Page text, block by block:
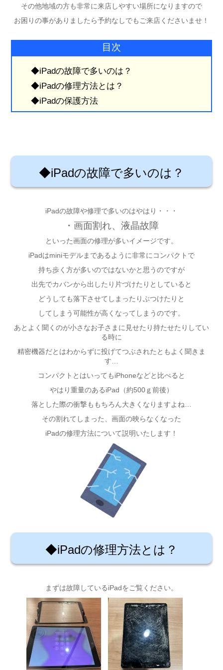
その他地域の方も非常に来店しやすい場所になりますので
お困りの事がありましたら予約なしでもご来店くださいませ！
目次
◆iPadの故障で多いのは？
◆iPadの修理方法とは？
◆iPadの保護方法
◆iPadの故障で多いのは？
iPadの故障や修理で多いのはやはり・・・
・画面割れ、液晶故障
といった画面の修理が多いイメージです。
iPadはminiモデルまであるように非常にコンパクトで
持ち歩く方が多いのではないかと思うのですが
出先でカバンから出したり片づけたりとしていると
どうしても落下させてしまったりぶつけたりと
してしまう可能性が高くなってしまうのです。
あとよく聞くのが小さなお子さまに見せたり持たせたりしてい
る時に
精密機器だとはわからずに投げてつぶされたともよく聞きま
す…
コンパクトとはいってもiPhoneなどと比べると
やはり重量のあるiPad（約500ｇ前後）
落とした際の衝撃ももちろん大きくなりますよね…
その割れてしまった、画面の映らなくなった
iPadの修理方法について説明いたします！
◆iPadの修理方法とは？
まずは故障しているiPadをご覧ください。